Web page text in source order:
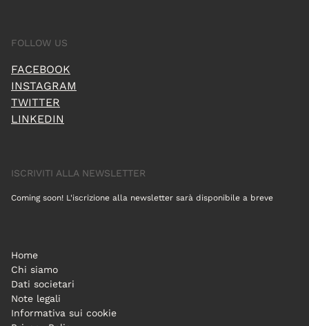
FOLLOW US
FACEBOOK
INSTAGRAM
TWITTER
LINKEDIN
ISCRIVITI ALLA NEWSLETTER
Coming soon! L'iscrizione alla newsletter sarà disponibile a breve
Home
Chi siamo
Dati societari
Note legali
Informativa sui cookie